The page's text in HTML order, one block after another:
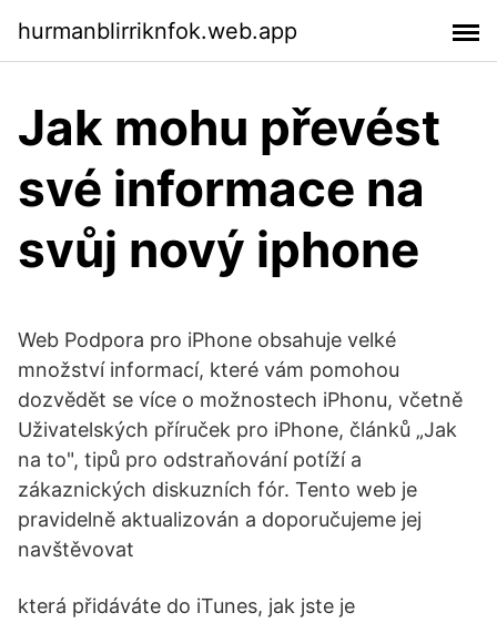
hurmanblirriknfok.web.app
Jak mohu převést
své informace na
svůj nový iphone
Web Podpora pro iPhone obsahuje velké
množství informací, které vám pomohou
dozvědět se více o možnostech iPhonu, včetně
Uživatelských příruček pro iPhone, článků „Jak
na to", tipů pro odstraňování potíží a
zákaznických diskuzních fór. Tento web je
pravidelně aktualizován a doporučujeme jej
navštěvovat
která přidáváte do iTunes, jak jste je